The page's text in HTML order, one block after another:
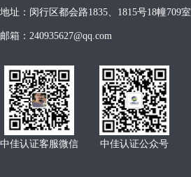
地址：闵行区都会路1835、1815号18幢709室
邮箱：240935627@qq.com
中佳认证客服微信 中佳认证公众号